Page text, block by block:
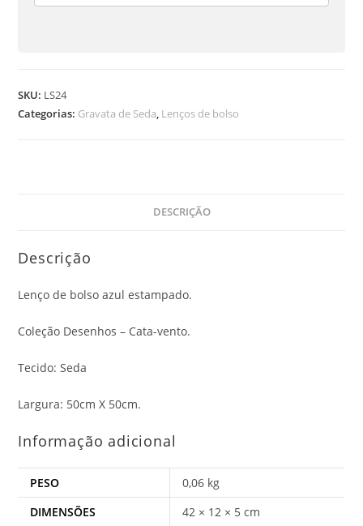
SKU: LS24
Categorias: Gravata de Seda, Lenços de bolso
DESCRIÇÃO
Descrição
Lenço de bolso azul estampado.
Coleção Desenhos – Cata-vento.
Tecido: Seda
Largura: 50cm X 50cm.
Informação adicional
PESO
0,06 kg
DIMENSÕES
42 × 12 × 5 cm